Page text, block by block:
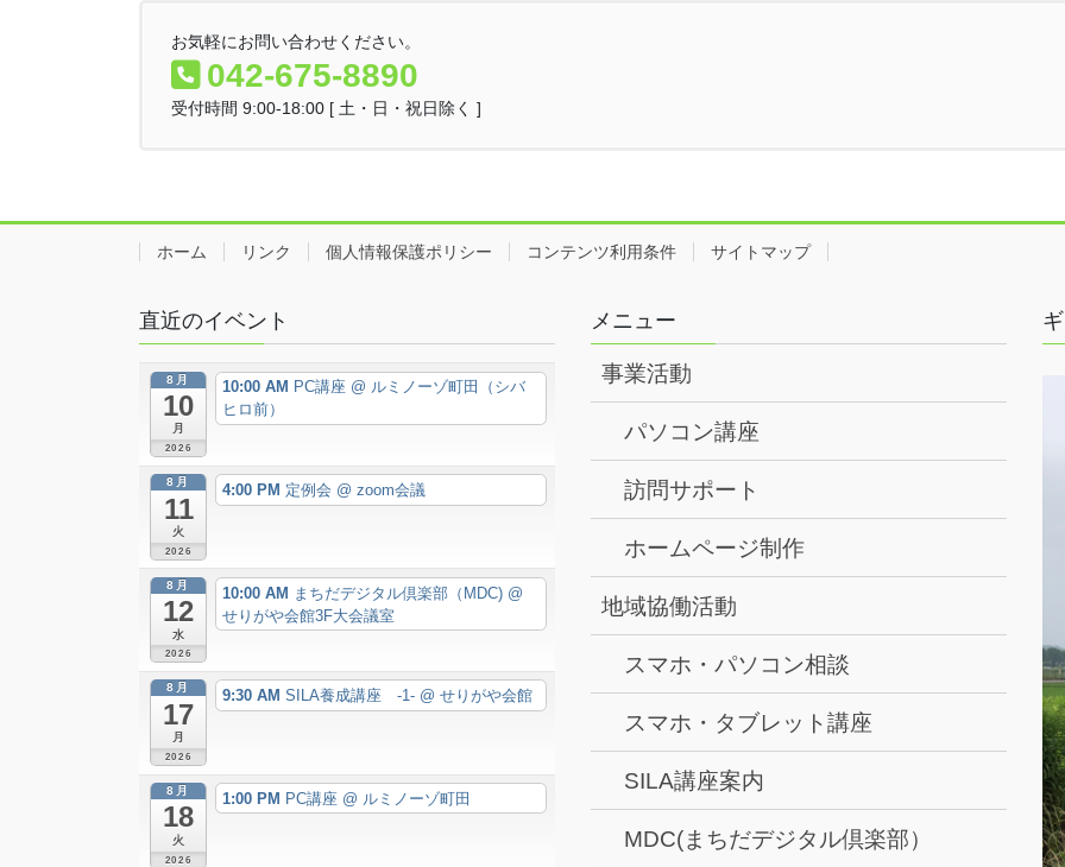
お気軽にお問い合わせください。
042-675-8890
受付時間 9:00-18:00 [ 土・日・祝日除く ]
ホーム リンク 個人情報保護ポリシー コンテンツ利用条件 サイトマップ
直近のイベント
8月
10
月
2026
10:00 AM PC講座 @ ルミノーゾ町田（シバ
ヒロ前）
8月
11
火
2026
4:00 PM 定例会 @ zoom会議
8月
12
水
2026
10:00 AM まちだデジタル倶楽部（MDC) @
せりがや会館3F大会議室
8月
17
月
2026
9:30 AMSILA養成講座 -1- @ せりがや会館
8月
18
火
2026
1:00 PM PC講座 @ ルミノーゾ町田
メニュー
事業活動
パソコン講座
訪問サポート
ホームページ制作
地域協働活動
スマホ・パソコン相談
スマホ・タブレット講座
SILA講座案内
MDC(まちだデジタル倶楽部）